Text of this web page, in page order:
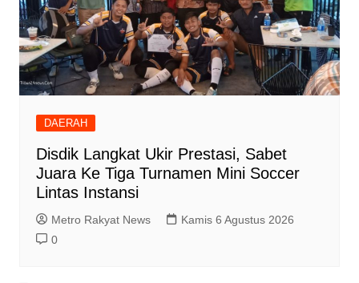
DAERAH
Disdik Langkat Ukir Prestasi, Sabet
Juara Ke Tiga Turnamen Mini Soccer
Lintas Instansi
Metro Rakyat News
Kamis 6 Agustus 2026
0